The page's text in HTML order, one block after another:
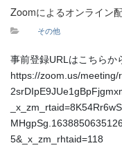
Zoomによるオンライン
その他
事前登録URLはこちらか
https://zoom.us/meeting/
5&_x_zm_rhtaid=118